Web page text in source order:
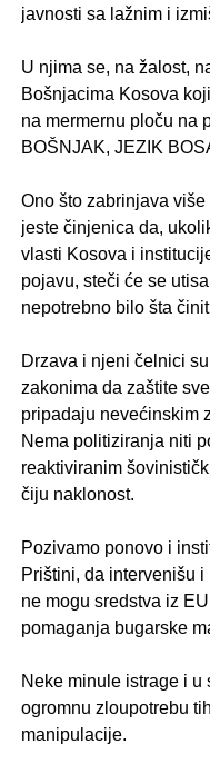
javnosti sa lažnim i
U njima se, na žalost,
Bošnjacima Kosova
na mermernu ploču na
BOŠNJAK, JEZIK
Ono što zabrinjava
jeste činjenica da,
vlasti Kosova i
pojavu, steči će se
nepotrebno bilo šta
Drzava i njeni čelnici
zakonima da zaštite
pripadaju nevećinskim
Nema politiziranja niti
reaktiviranim
čiju naklonost.
Pozivamo ponovo i
Prištini, da intervenišu
ne mogu sredstva iz
pomaganja bugarske
Neke minule istrage i
ogromnu zloupotrebu
manipulacije.